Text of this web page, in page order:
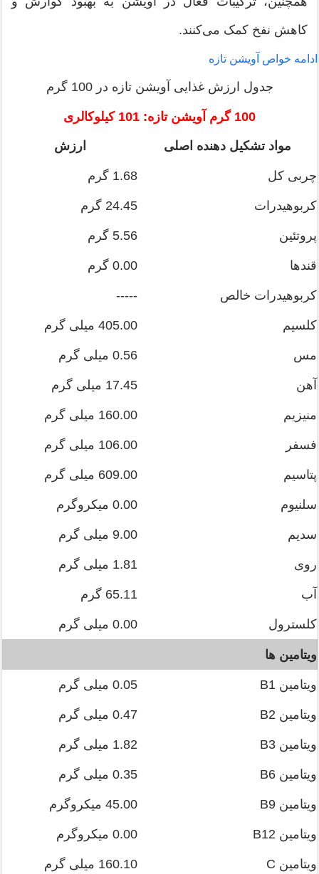
کاهش نفخ کمک می‌کنند.
ادامه خواص آویشن تازه
جدول ارزش غذایی آویشن تازه در 100 گرم
100 گرم آویشن تازه: 101 کیلوکالری
مواد تشکیل دهنده اصلی ارزش
چربی کل 1.68 گرم
کربوهیدرات 24.45 گرم
پروتئین 5.56 گرم
قندها 0.00 گرم
کربوهیدرات خالص -----
کلسیم 405.00 میلی گرم
مس 0.56 میلی گرم
آهن 17.45 میلی گرم
منیزیم 160.00 میلی گرم
فسفر 106.00 میلی گرم
پتاسیم 609.00 میلی گرم
سلنیوم 0.00 میکروگرم
سدیم 9.00 میلی گرم
روی 1.81 میلی گرم
آب 65.11 گرم
کلسترول 0.00 میلی گرم
ویتامین ها
ویتامین B1 0.05 میلی گرم
ویتامین B2 0.47 میلی گرم
ویتامین B3 1.82 میلی گرم
ویتامین B6 0.35 میلی گرم
ویتامین B9 45.00 میکروگرم
ویتامین B12 0.00 میکروگرم
ویتامین C 160.10 میلی گرم